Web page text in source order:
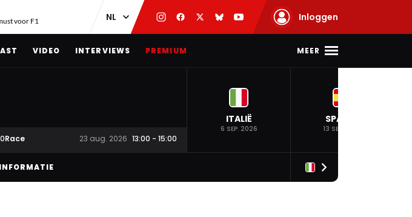
voor F1 Inloggen
VIDEO INTERVIEWS PREMIUM MEER
Race 23 aug. 2026 13:00 - 15:00
ITALIË
6 SEP. 2026
SPANJE
13 SEP. 2026